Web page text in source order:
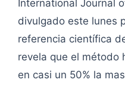
International Journal
divulgado este lunes
referencia científica
revela que el método
en casi un 50% la